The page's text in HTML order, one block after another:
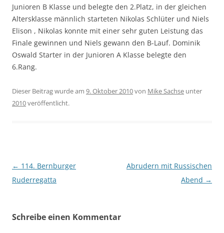
Junioren B Klasse und belegte den 2.Platz, in der gleichen
Altersklasse männlich starteten Nikolas Schlüter und Niels
Elison , Nikolas konnte mit einer sehr guten Leistung das
Finale gewinnen und Niels gewann den B-Lauf. Dominik
Oswald Starter in der Junioren A Klasse belegte den
6.Rang.
Dieser Beitrag wurde am 9. Oktober 2010von Mike Sachse unter
2010veröffentlicht.
Beitragsnavigation
← 114. Bernburger
Ruderregatta
Abrudern mit Russischen
Abend →
Schreibe einen Kommentar